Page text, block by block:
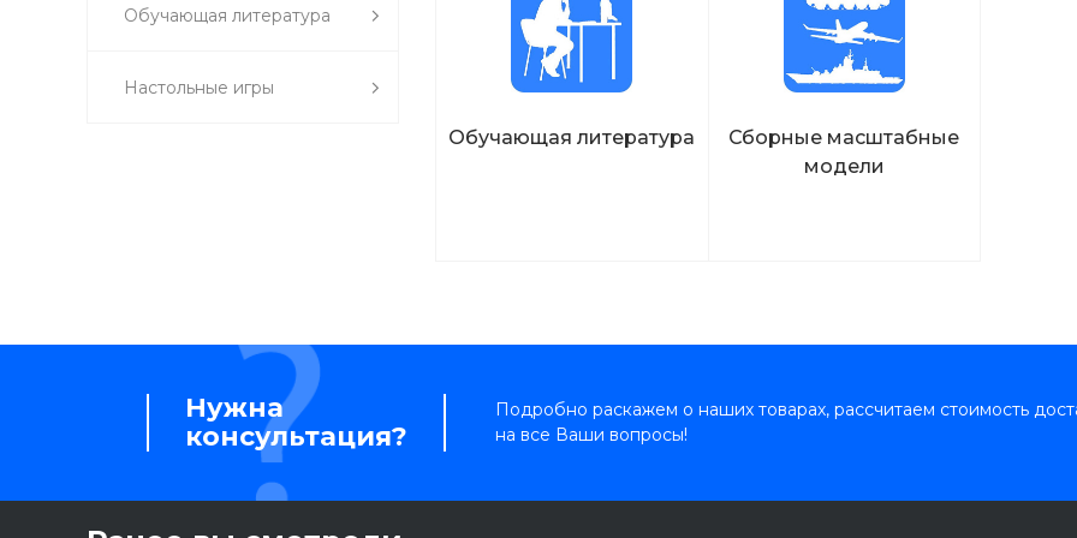
Обучающая литература
Настольные игры
Обучающая литература
Сборные масштабные
модели
Нужна
консультация?
Подробно раскажем о наших товарах, рассчитаем стоимость
на все Ваши вопросы!